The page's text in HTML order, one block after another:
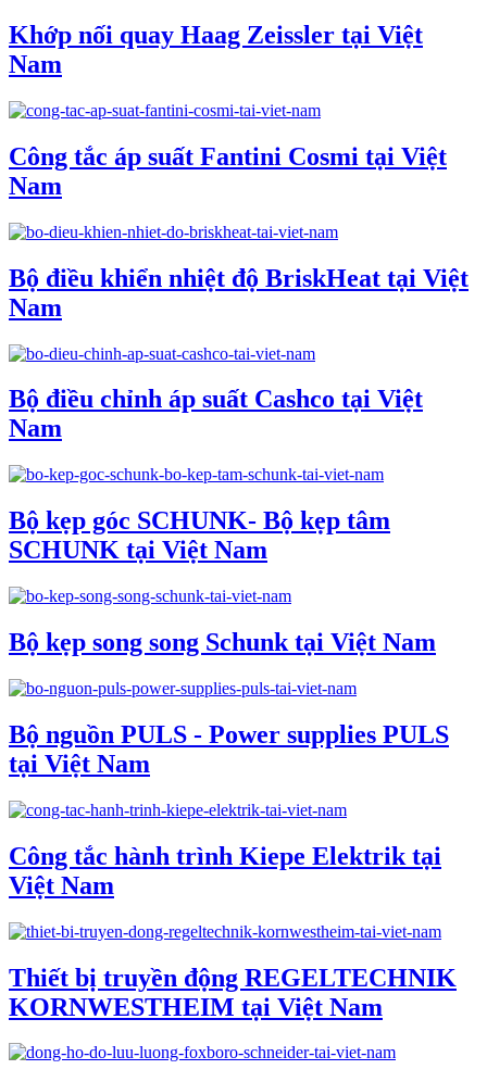
Khớp nối quay Haag Zeissler tại Việt
Nam
Công tắc áp suất Fantini Cosmi tại Việt
Nam
Bộ điều khiển nhiệt độ BriskHeat tại Việt
Nam
Bộ điều chỉnh áp suất Cashco tại Việt
Nam
Bộ kẹp góc SCHUNK- Bộ kẹp tâm
SCHUNK tại Việt Nam
Bộ kẹp song song Schunk tại Việt Nam
Bộ nguồn PULS - Power supplies PULS
tại Việt Nam
Công tắc hành trình Kiepe Elektrik tại
Việt Nam
Thiết bị truyền động REGELTECHNIK
KORNWESTHEIM tại Việt Nam